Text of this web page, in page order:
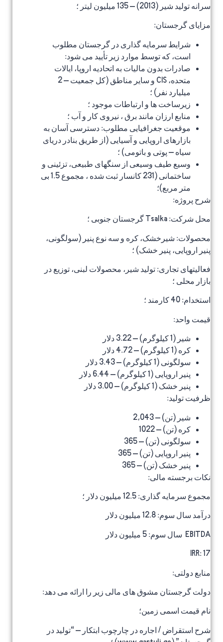
سرانه تولید شیر (2013) – 135 میلیون لیتر ؛
مزایای گرجستان:
شرایط سرمایه گذاری در گرجستان مطلوب
است، که توسط موارد زیر تأیید می شود:
صادرات بدون مالیات به اتحادیه اروپا، ایالات
متحده، CIS و سایر مناطق (کل جمعیت – 2
میلیارد نفر) ؛
زیرساخت ها و ارتباطات موجود ؛
منابع ارزان مانند برق ، نیروی کار و آب ؛
موقعیت جغرافیایی مطلوب: دسترسی آسان به
بازارهای اروپایی و آسیایی (از طریق بنادر دریای
سیاه – پوتی و باتومی) ؛
وسیع طیف وسیعی از سنگهای طبیعی، تزئینی و
ساختمانی (231 کانسار ثبت شده ، مجموع 1.5 بی
متر مربع)؛
شرح پروژه:
محل شرکت: Tsalka گرجستان جنوبی ؛
محصولات: شیرخشک، کره و سه نوع پنیر (سولگونی،
پنیر اروپایی، پنیر خشک) ؛
فعالیتهای تجاری: تولید شیر، محصولات لبنی، توزیع در
بازار محلی ؛
استخدام: 40 کارمند ؛
قیمت واحد:
شیر (1 کیلوگرم) – 3.22 دلار
کره (1 کیلوگرم) – 4.72 دلار
سولگونی (1 کیلوگرم) – 3.43 دلار
پنیر اروپایی (1 کیلوگرم) – 6.44 دلار
پنیر خشک (1 کیلوگرم) – 3.00 دلار
ظرفیت تولید:
شیر (تن) – 2،043
کره (تن) – 1022
سولگونی (تن) – 365
پنیر اروپایی (تن) – 365
پنیر خشک (تن) – 365
نکات برجسته مالی:
مجموع سرمایه گذاری: 12.5 میلیون دلار ؛
درآمد سال سوم: 12.8 میلیون دلار
EBITDA سال سوم: 5 میلیون دلار
IRR: 17
منابع دولتی:
دولت گرجستان مشوق های مالی زیر را ارائه می دهد:
نام قیمت اسمی زمین؛
شرح استقراض / اجاره در چارچوب ابتکار – “تولید در